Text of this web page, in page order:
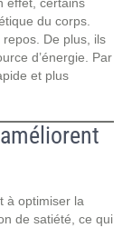
effet, certains
du corps.
De plus, ils
d’énergie. Par
et plus
à optimiser la
de satiété, ce qui